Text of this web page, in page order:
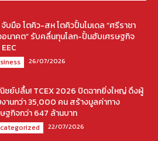
จับมือ โตคิว-สห โตคิวปั้นโมเดล “ศรีราชา
อนาคต” รับคลื่นทุนโลก-ปั้นฮับเศรษฐกิจ
26/07/2026
ชย์ปลื้ม! TCEX 2026 ปิดฉากยิ่งใหญ่ ดึงผู้
านกว่า 35,000 คน สร้างมูลค่าทาง
ฐกิจกว่า 647 ล้านบาท
22/07/2026